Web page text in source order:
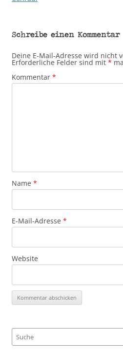
Schreibe einen Kommentar
Deine E-Mail-Adresse wird nicht
Erforderliche Felder sind mit *
Kommentar *
Name *
E-Mail-Adresse *
Website
Suchen